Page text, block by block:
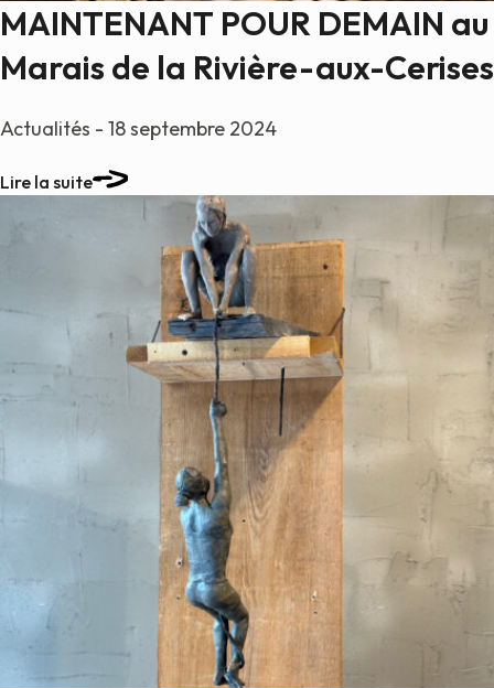
MAINTENANT POUR DEMAIN au
Marais de la Rivière-aux-Cerises
Actualités - 18 septembre 2024
Lire la suite